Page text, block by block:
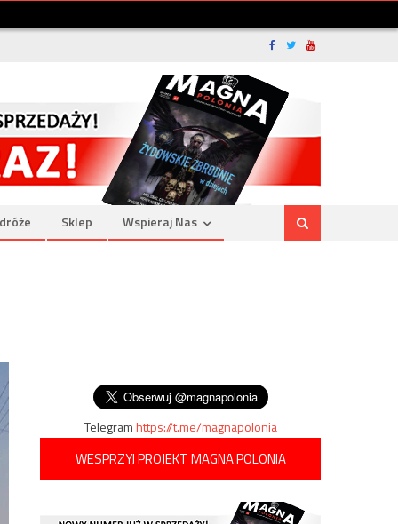
Sklep Wspieraj Nas
Telegramhttps://t.me/magnapolonia
WESPRZYJ PROJEKT MAGNA POLONIA